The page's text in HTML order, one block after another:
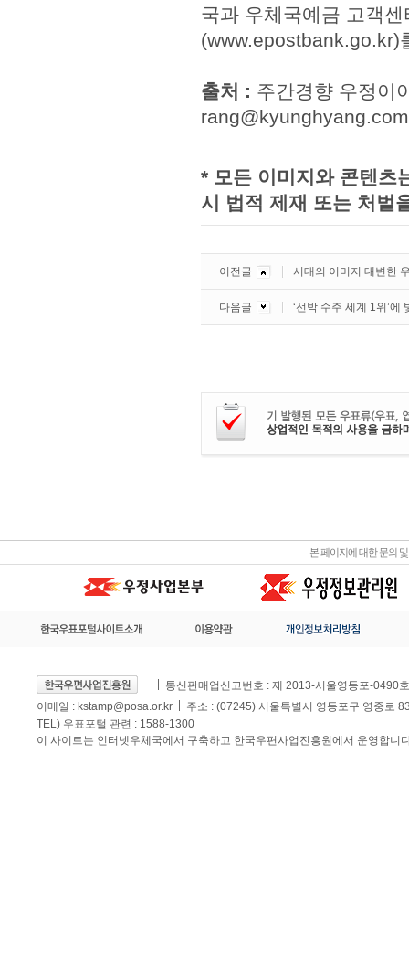
국과 우체국예금 고객
(www.epostbank.go.kr)
출처 : 주간경향 우정이
* 모든 이미지와 콘텐츠
시 법적 제재 또는 처벌
이전글 시대의 이미지 대변한
다음글 ‘선박 수주 세계 1위’에
본 페이지에 대한 문의
통신판매업신고번호 : 제 2013-서울영등포-0490호
이메일 : kstamp@posa.or.kr
주소 : (07245) 서울특별시 영등포구 영중로
TEL) 우표포털 관련 : 1588-1300
이 사이트는 인터넷우체국에서 구축하고 한국우편사업진흥원에서 운영합니